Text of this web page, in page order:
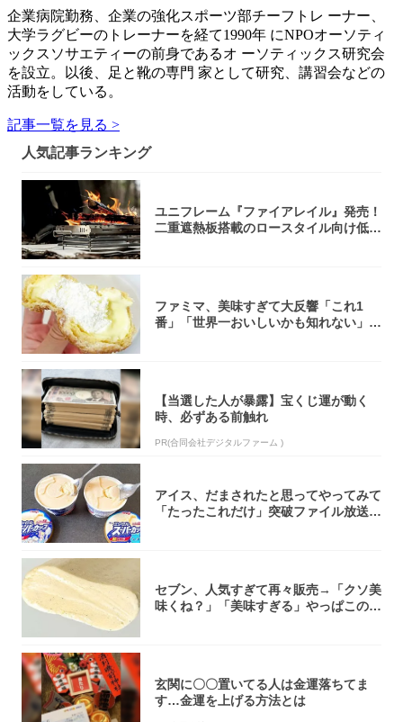
企業病院勤務、企業の強化スポーツ部チーフトレ ーナー、
大学ラグビーのトレーナーを経て1990年 にNPOオーソティ
ックスソサエティーの前身であるオ ーソティックス研究会
を設立。以後、足と靴の専門 家として研究、講習会などの
活動をしている。
記事一覧を見る >
人気記事ランキング
ユニフレーム『ファイアレイル』発売！
二重遮熱板搭載のロースタイル向け低型
ファミマ、美味すぎて大反響「これ1
番」「世界一おいしいかも知れない」
【当選した人が暴露】宝くじ運が動く
時、必ずある前触れ
PR(合同会社デジタルファーム )
アイス、だまされたと思ってやってみて
「たったこれだけ」突破ファイル放送で
セブン、人気すぎて再々販売→「クソ美
味くね？」「美味すぎる」やっぱこのク
玄関に〇〇置いてる人は金運落ちてま
す…金運を上げる方法とは